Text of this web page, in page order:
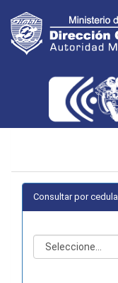
Consultar por cedula